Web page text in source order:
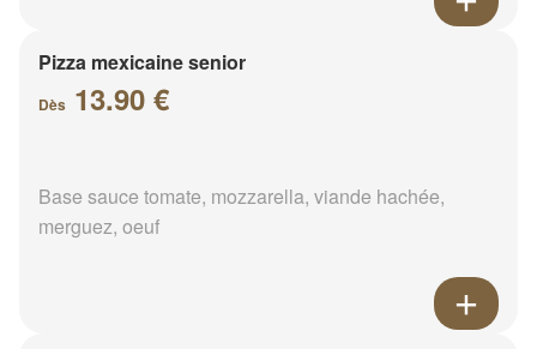
Pizza mexicaine senior
Dès 13.90 €
Base sauce tomate, mozzarella, viande hachée,
merguez, oeuf